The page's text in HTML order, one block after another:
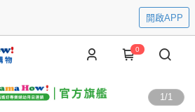
開啟APP
0
1/1